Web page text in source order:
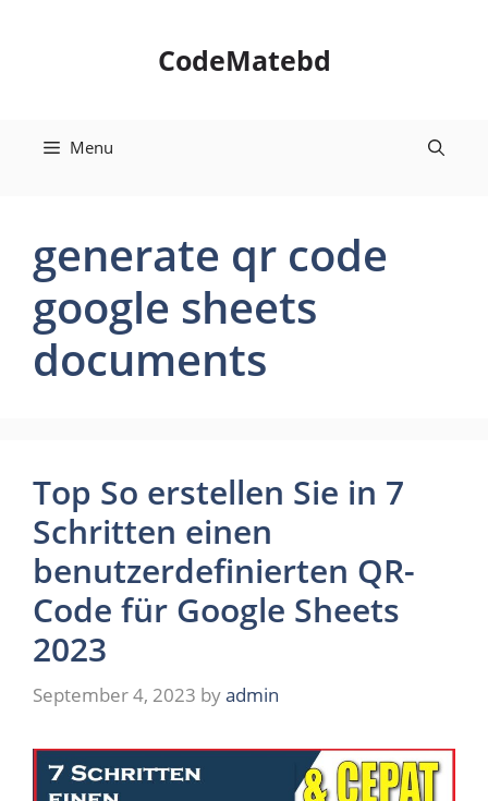
CodeMatebd
Menu
generate qr code
google sheets
documents
Top So erstellen Sie in 7
Schritten einen
benutzerdefinierten QR-
Code für Google Sheets
2023
September 4, 2023 byadmin